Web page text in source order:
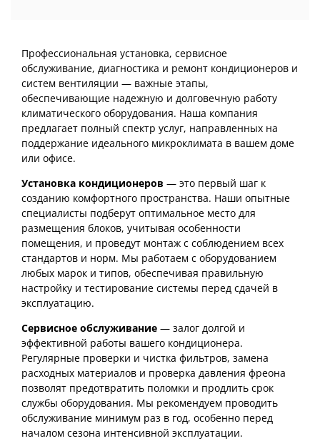
Профессиональная установка, сервисное
обслуживание, диагностика и ремонт кондиционеров и
систем вентиляции — важные этапы,
обеспечивающие надежную и долговечную работу
климатического оборудования. Наша компания
предлагает полный спектр услуг, направленных на
поддержание идеального микроклимата в вашем доме
или офисе.
Установка кондиционеров — это первый шаг к
созданию комфортного пространства. Наши опытные
специалисты подберут оптимальное место для
размещения блоков, учитывая особенности
помещения, и проведут монтаж с соблюдением всех
стандартов и норм. Мы работаем с оборудованием
любых марок и типов, обеспечивая правильную
настройку и тестирование системы перед сдачей в
эксплуатацию.
Сервисное обслуживание — залог долгой и
эффективной работы вашего кондиционера.
Регулярные проверки и чистка фильтров, замена
расходных материалов и проверка давления фреона
позволят предотвратить поломки и продлить срок
службы оборудования. Мы рекомендуем проводить
обслуживание минимум раз в год, особенно перед
началом сезона интенсивной эксплуатации.